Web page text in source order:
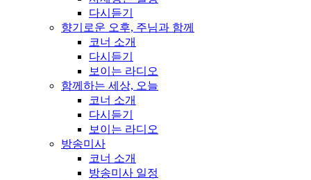
다시듣기
향기로운 오후, 주님과 함께
코너 소개
다시듣기
보이는 라디오
함께하는 세상, 오늘
코너 소개
다시듣기
보이는 라디오
방송미사
코너 소개
방송미사 일정